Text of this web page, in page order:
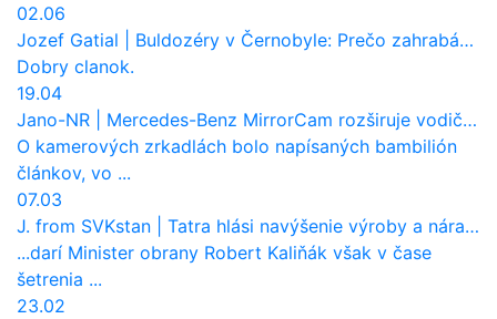
02.06
Jozef Gatial
Buldozéry v Černobyle: Prečo zahrabávali Červený les pod zem?
Dobry clanok.
19.04
Jano-NR
Mercedes-Benz MirrorCam rozširuje vodičovi výhľad a uberá autobusom odpor vzduchu
O kamerových zrkadlách bolo napísaných bambilión
článkov, vo ...
07.03
J. from SVKstan
Tatra hlási navýšenie výroby a nárast tržieb. Ktorí odberatelia sú kľúčoví?
...darí Minister obrany Robert Kaliňák však v čase
šetrenia ...
23.02